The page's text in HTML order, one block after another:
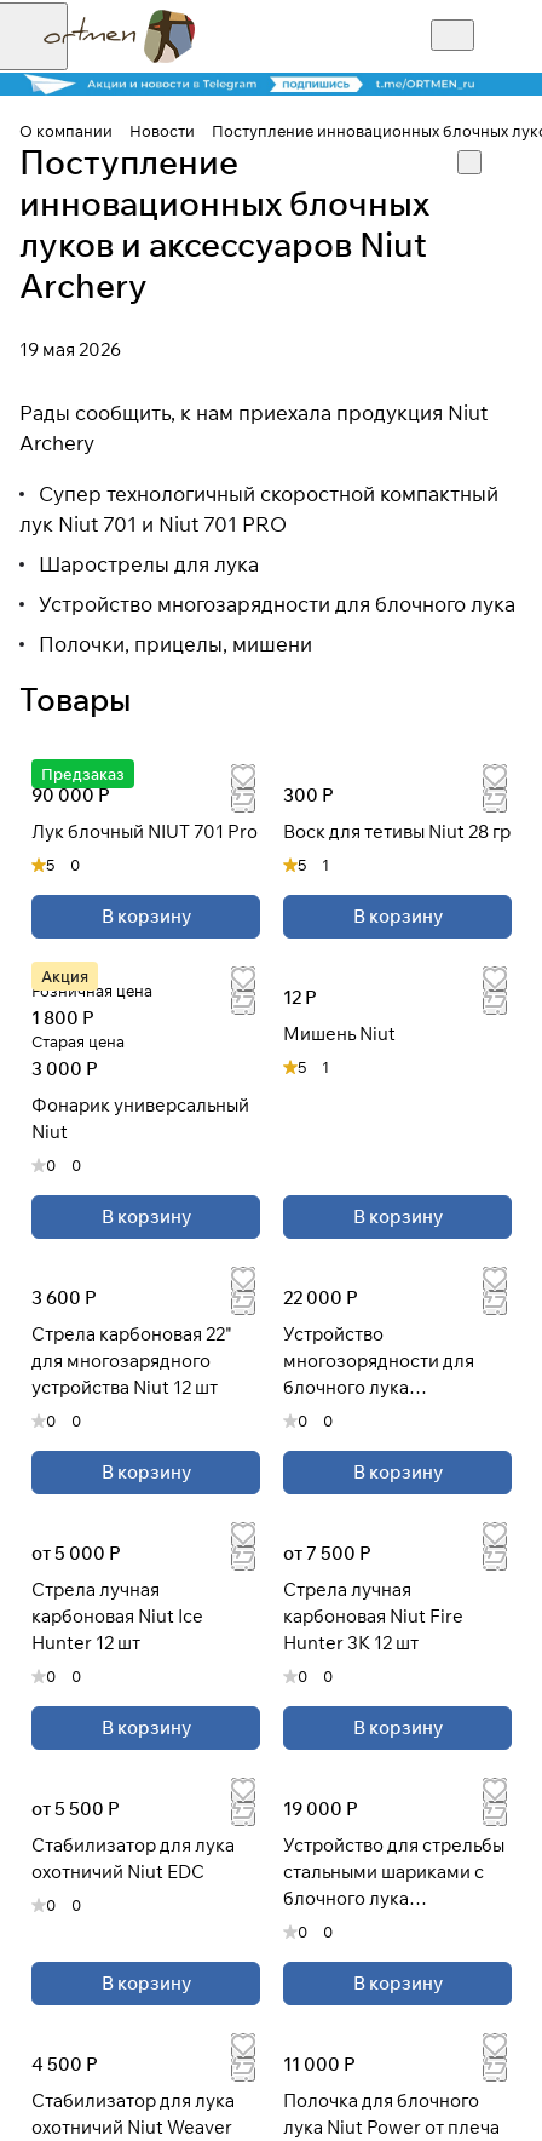
О компании Новости Поступление инновационных блочных
Поступление
инновационных блочных
луков и аксессуаров Niut
Archery
19 мая 2026
Рады сообщить, к нам приехала продукция Niut
Archery
Супер технологичный скоростной компактный
лук Niut 701 и Niut 701 PRO
Шарострелы для лука
Устройство многозарядности для блочного лука
Полочки, прицелы, мишени
Товары
Предзаказ
90 000 Р
Лук блочный NIUT 701 Pro
5 0
В корзину
300 Р
Воск для тетивы Niut 28 гр
5 1
В корзину
Акция
Розничная цена
1 800 Р
Старая цена
3 000 Р
Фонарик универсальный
Niut
0 0
В корзину
12 Р
Мишень Niut
5 1
В корзину
3 600 Р
Стрела карбоновая 22"
для многозарядного
устройства Niut 12 шт
0 0
В корзину
22 000 Р
Устройство
многозорядности для
блочного лука
(многозорядный лук)
0 0
В корзину
от 5 000 Р
Стрела лучная
карбоновая Niut Ice
Hunter 12 шт
0 0
В корзину
от 7 500 Р
Стрела лучная
карбоновая Niut Fire
Hunter 3K 12 шт
0 0
В корзину
от 5 500 Р
Cтабилизатор для лука
охотничий Niut EDC
0 0
В корзину
19 000 Р
Устройство для стрельбы
стальными шариками с
блочного лука
(шарострел)
0 0
В корзину
4 500 Р
Cтабилизатор для лука
охотничий Niut Weaver
11 000 Р
Полочка для блочного
лука Niut Power от плеча